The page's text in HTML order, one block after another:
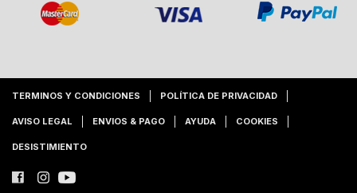
TERMINOS Y CONDICIONES POLÍTICA DE PRIVACIDAD
AVISO LEGAL ENVIOS & PAGO AYUDA COOKIES
DESISTIMIENTO